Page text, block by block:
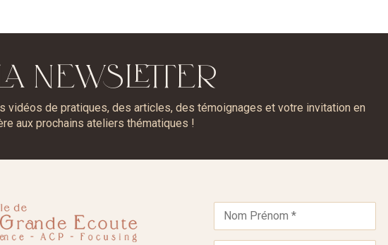
NEWSLETTER
vidéos de pratiques, des articles, des témoignages et votre invitation en
aux prochains ateliers thématiques !